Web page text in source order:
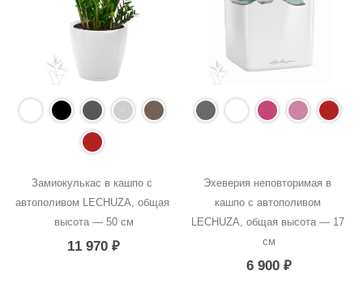
Замиокулькас в кашпо с
автополивом LECHUZA, общая
высота — 50 см
11 970₽
Эхеверия неповторимая в
кашпо с автополивом
LECHUZA, общая высота — 17
см
6 900₽